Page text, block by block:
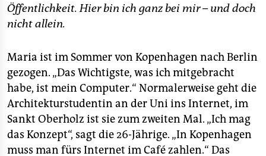
Öffentlichkeit. Hier bin ich ganz bei mir – und doch
nicht allein.
Maria ist im Sommer von Kopenhagen nach Berlin
gezogen. „Das Wichtigste, was ich mitgebracht
habe, ist mein Computer.“ Normalerweise geht die
Architekturstudentin an der Uni ins Internet, im
Sankt Oberholz ist sie zum zweiten Mal. „Ich mag
das Konzept“, sagt die 26-Jährige. „In Kopenhagen
muss man fürs Internet im Café zahlen.“ Das